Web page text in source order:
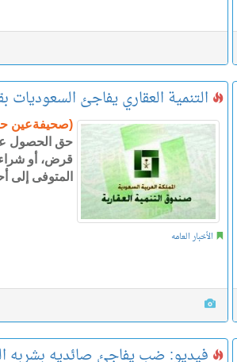
التنمية العقاري يفاجئ
(صحيفةعين
قرض، أو
المتوفى إلى
الأخبار العامه
فيديو: ضب يفاجئ صائديه بشربه